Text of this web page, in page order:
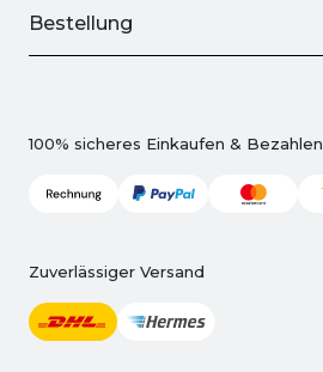
Bestellung
100% sicheres Einkaufen & Bezahlen
Zuverlässiger Versand